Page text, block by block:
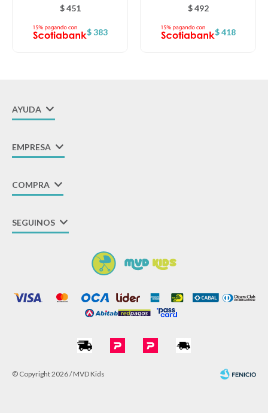
$ 451
$ 383
$ 492
$ 418
AYUDA
EMPRESA
COMPRA
SEGUINOS
© Copyright 2026 / MVD Kids